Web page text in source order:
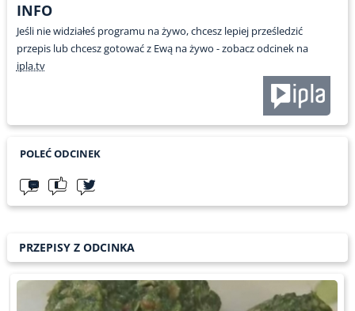
INFO
Jeśli nie widziałeś programu na żywo, chcesz lepiej prześledzić
przepis lub chcesz gotować z Ewą na żywo - zobacz odcinek na
ipla.tv
POLEĆ ODCINEK
PRZEPISY Z ODCINKA